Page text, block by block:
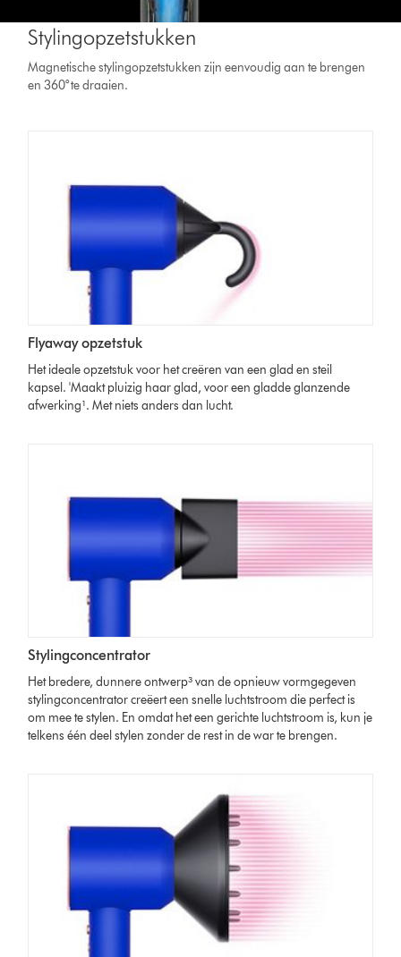
Stylingopzetstukken
Magnetische stylingopzetstukken zijn eenvoudig aan te brengen
en 360° te draaien.
Flyaway opzetstuk
Het ideale opzetstuk voor het creëren van een glad en steil
kapsel. 'Maakt pluizig haar glad, voor een gladde glanzende
afwerking¹. Met niets anders dan lucht.
Stylingconcentrator
Het bredere, dunnere ontwerp³ van de opnieuw vormgegeven
stylingconcentrator creëert een snelle luchtstroom die perfect is
om mee te stylen. En omdat het een gerichte luchtstroom is, kun je
telkens één deel stylen zonder de rest in de war te brengen.